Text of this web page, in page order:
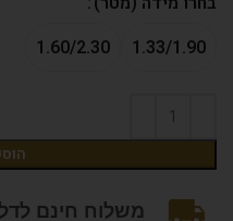
1.33/1.90
1.60/2.30
משלוח חינם לדלת